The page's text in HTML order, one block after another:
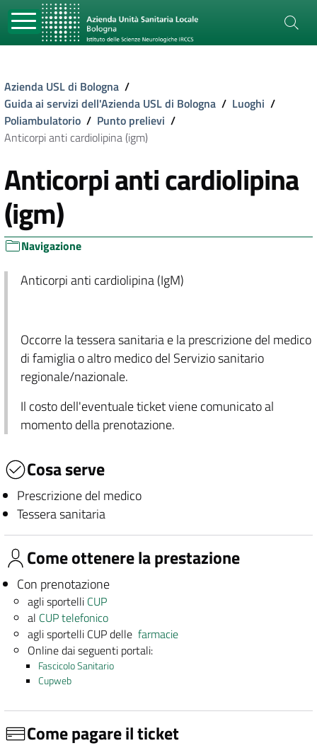
Azienda USL di Bologna /
Guida ai servizi dell'Azienda USL di Bologna / Luoghi /
Poliambulatorio / Punto prelievi /
Anticorpi anti cardiolipina (igm)
Anticorpi anti cardiolipina
(igm)
Navigazione
Anticorpi anti cardiolipina (IgM)
Occorre la tessera sanitaria e la prescrizione del medico
di famiglia o altro medico del Servizio sanitario
regionale/nazionale.
Il costo dell'eventuale ticket viene comunicato al
momento della prenotazione.
Cosa serve
Prescrizione del medico
Tessera sanitaria
Come ottenere la prestazione
Con prenotazione
agli sportelli CUP
al CUP telefonico
agli sportelli CUP dellefarmacie
Online dai seguenti portali:
Fascicolo Sanitario
Cupweb
Come pagare il ticket